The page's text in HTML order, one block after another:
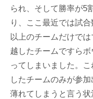
られ、そして勝率が5
り、ここ最近では試
以上のチームだけで
越したチームですら
ってしまいました。
したチームのみが参
薄れてしまうと言う状